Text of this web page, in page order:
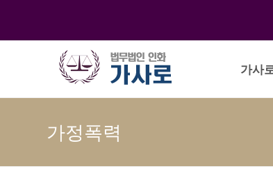
가사
가정폭력